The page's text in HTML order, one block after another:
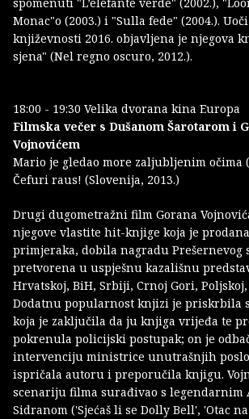
Monac"o (2003.) i "Sulla fede" (2004.).
književnosti 2016. objavljena je njegova
sjena" (Nel regno oscuro, 2012.).
18:00 - 19:30 Velika dvorana kina Europa
Filmska večer s Dušanom Šarotarom i
Vojnovićem
Mario je gledao more zaljubljenim očima
Čefuri raus! (Slovenija, 2013.)
Drugi dugometražni film Gorana
njegove vlastite hit-knjige koja je prodana
primjeraka, dobila nagradu Prešernevog
pretvorena u uspješnu kazališnu
Hrvatskoj, BiH, Srbiji, Crnoj Gori, Poljskoj,
Dodatnu popularnost knjizi je priskrbila
koja je zaključila da ju knjiga vrijeđa te
pokrenula policijski postupak; on je
intervenciju ministrice unutrašnjih
ispričala autoru i preporučila knjigu.
scenariju filma surađivao s legendarnim
Sidranom ('Sjećaš li se Dolly Bell', 'Otac